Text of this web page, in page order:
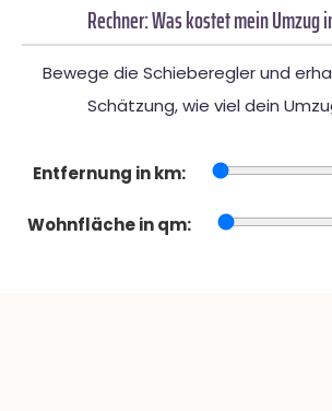
Rechner: Was kostet mein Umzug
Bewege die Schieberegler und
Schätzung, wie viel dein
Entfernung in km:
Wohnfläche in qm: